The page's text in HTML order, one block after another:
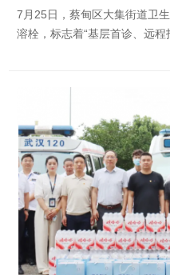
7月25日，蔡甸区大集街道卫
溶栓，标志着“基层首诊、远